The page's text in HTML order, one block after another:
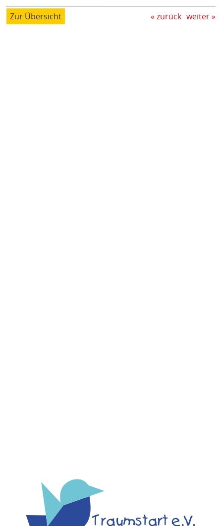
Zur Übersicht weiter »
« zurück